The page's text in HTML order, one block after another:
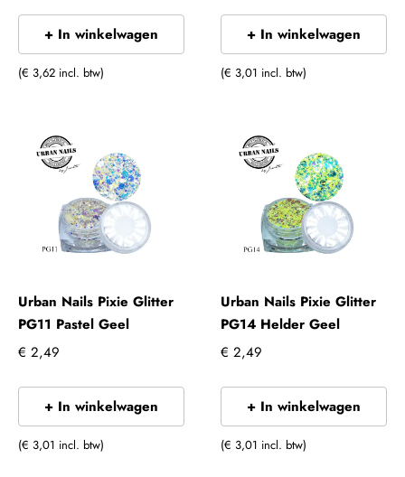
+ In winkelwagen
(€ 3,62 incl. btw)
+ In winkelwagen
(€ 3,01 incl. btw)
Urban Nails Pixie Glitter
PG11 Pastel Geel
€ 2,49
+ In winkelwagen
(€ 3,01 incl. btw)
Urban Nails Pixie Glitter
PG14 Helder Geel
€ 2,49
+ In winkelwagen
(€ 3,01 incl. btw)